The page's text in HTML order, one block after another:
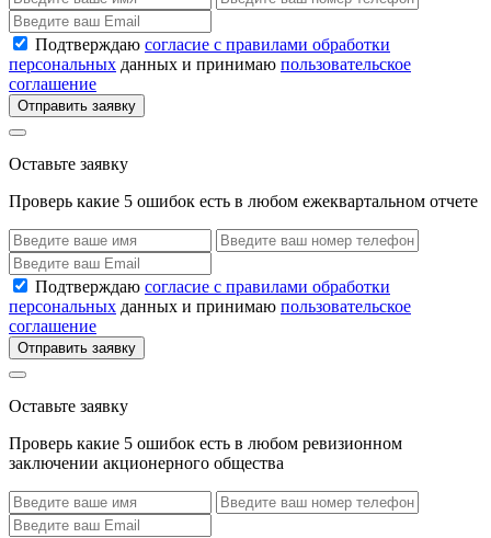
Подтверждаю согласие с правилами обработки
персональных данных и принимаю пользовательское
соглашение
Отправить заявку
Оставьте заявку
Проверь какие 5 ошибок есть в любом ежеквартальном отчете
Подтверждаю согласие с правилами обработки
персональных данных и принимаю пользовательское
соглашение
Отправить заявку
Оставьте заявку
Проверь какие 5 ошибок есть в любом ревизионном
заключении акционерного общества